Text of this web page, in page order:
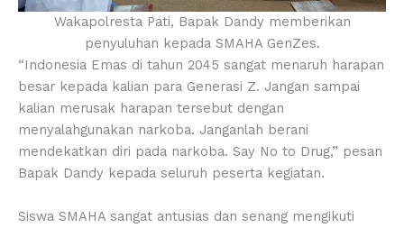
Wakapolresta Pati, Bapak Dandy memberikan
penyuluhan kepada SMAHA GenZes.
“Indonesia Emas di tahun 2045 sangat menaruh harapan
besar kepada kalian para Generasi Z. Jangan sampai
kalian merusak harapan tersebut dengan
menyalahgunakan narkoba. Janganlah berani
mendekatkan diri pada narkoba. Say No to Drug,” pesan
Bapak Dandy kepada seluruh peserta kegiatan.
Siswa SMAHA sangat antusias dan senang mengikuti